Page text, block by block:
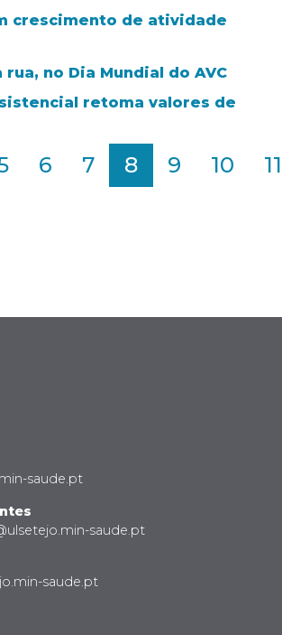
crescimento de atividade
rua, no Dia Mundial do AVC
retoma valores de
6 7 8 9 10 11
saude.pt
saude.pt
saude.pt